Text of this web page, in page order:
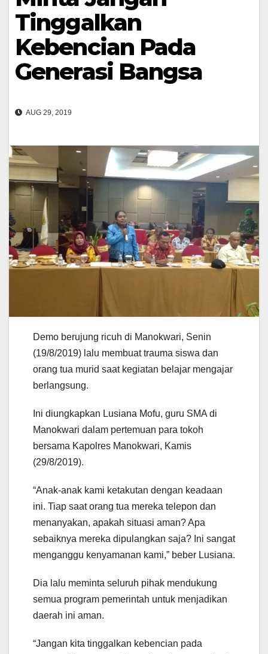
Tinggalkan
Kebencian Pada
Generasi Bangsa
AUG 29, 2019
Demo berujung ricuh di Manokwari, Senin
(19/8/2019) lalu membuat trauma siswa dan
orang tua murid saat kegiatan belajar mengajar
berlangsung.
Ini diungkapkan Lusiana Mofu, guru SMA di
Manokwari dalam pertemuan para tokoh
bersama Kapolres Manokwari, Kamis
(29/8/2019).
“Anak-anak kami ketakutan dengan keadaan
ini. Tiap saat orang tua mereka telepon dan
menanyakan, apakah situasi aman? Apa
sebaiknya mereka dipulangkan saja? Ini sangat
menganggu kenyamanan kami,” beber Lusiana.
Dia lalu meminta seluruh pihak mendukung
semua program pemerintah untuk menjadikan
daerah ini aman.
“Jangan kita tinggalkan kebencian pada